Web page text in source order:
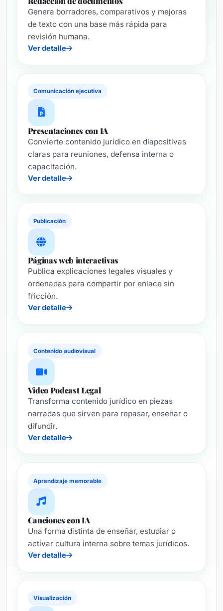
Genera borradores, comparativos y mejoras
de texto con una base más rápida para
revisión humana.
Ver detalle
Comunicación ejecutiva
Presentaciones con IA
Convierte contenido jurídico en diapositivas
claras para reuniones, defensa interna o
capacitación.
Ver detalle
Publicación
Páginas web interactivas
Publica explicaciones legales visuales y
ordenadas para compartir por enlace sin
fricción.
Ver detalle
Contenido audiovisual
Video Podcast Legal
Transforma contenido jurídico en piezas
narradas que sirven para repasar, enseñar o
difundir.
Ver detalle
Aprendizaje memorable
Canciones con IA
Una forma distinta de enseñar, estudiar o
activar cultura interna sobre temas jurídicos.
Ver detalle
Visualización